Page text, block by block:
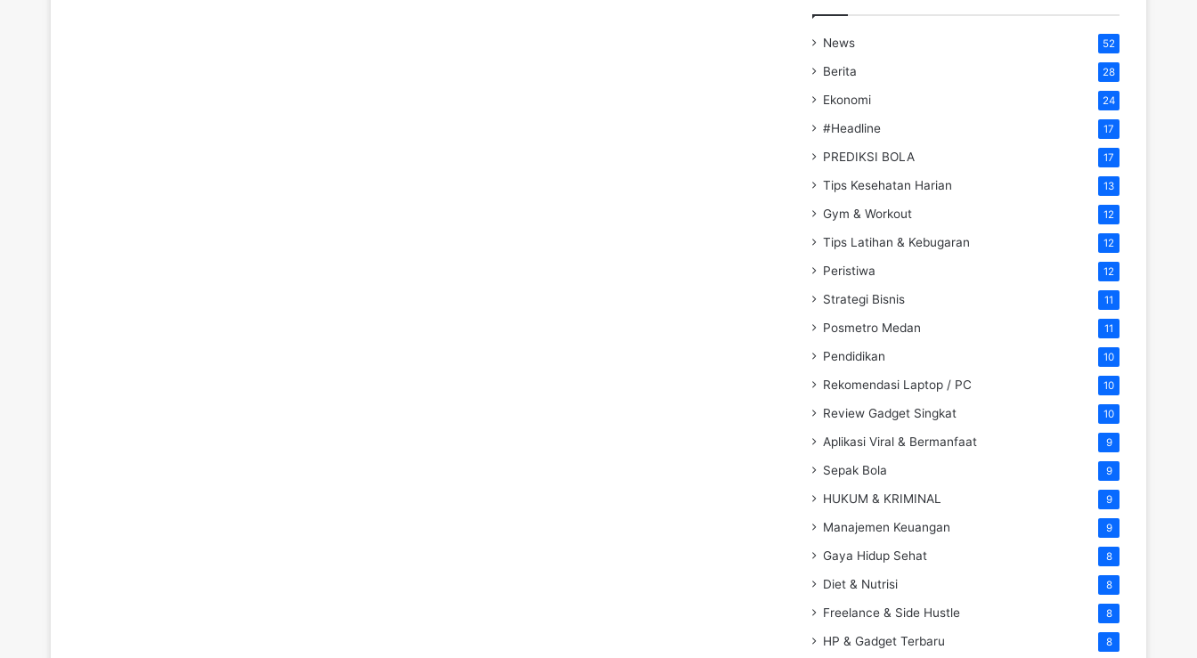
News 52
Berita 28
Ekonomi 24
#Headline 17
PREDIKSI BOLA 17
Tips Kesehatan Harian 13
Gym & Workout 12
Tips Latihan & Kebugaran 12
Peristiwa 12
Strategi Bisnis 11
Posmetro Medan 11
Pendidikan 10
Rekomendasi Laptop / PC 10
Review Gadget Singkat 10
Aplikasi Viral & Bermanfaat 9
Sepak Bola 9
HUKUM & KRIMINAL 9
Manajemen Keuangan 9
Gaya Hidup Sehat 8
Diet & Nutrisi 8
Freelance & Side Hustle 8
HP & Gadget Terbaru 8